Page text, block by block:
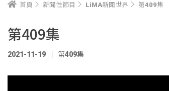
首頁 新聞性節目 LiMA新聞世界 第409集
第409集
2021-11-19 第409集